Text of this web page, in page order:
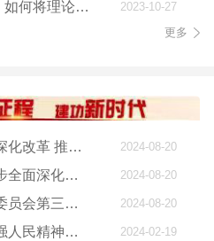
媒体聚焦 | 开展主题教育，如何将理论学习贯穿始终
2023-10-27
更多
中共中央关于进一步全面深化改革 推进中国式现代化的决定 2024-08-20
关于《中共中央关于进一步全面深化改革、 推进中国式现代化的决定》的说明 2024-08-20
中国共产党第二十届中央委员会第三次全体会议公报 2024-08-20
推进中国式现代化必须增强人民精神力量
2024-02-19